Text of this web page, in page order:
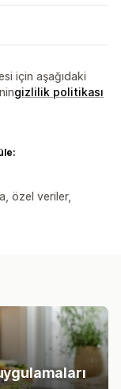
için aşağıdaki
gizlilik politikası
özel veriler,